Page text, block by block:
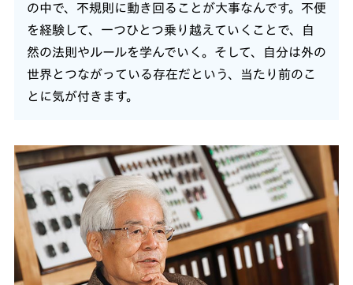
の中で、不規則に動き回ることが大事なんです。不便
を経験して、一つひとつ乗り越えていくことで、自
然の法則やルールを学んでいく。そして、自分は外の
世界とつながっている存在だという、当たり前のこ
とに気が付きます。